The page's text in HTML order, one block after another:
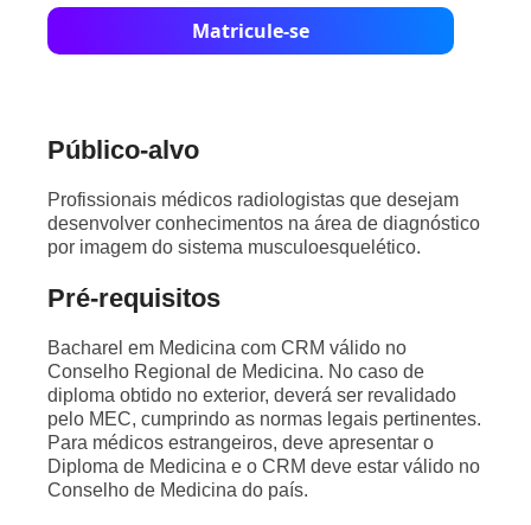
Matricule-se
Público-alvo
Profissionais médicos radiologistas que desejam
desenvolver conhecimentos na área de diagnóstico
por imagem do sistema musculoesquelético.
Pré-requisitos
Bacharel em Medicina com CRM válido no
Conselho Regional de Medicina. No caso de
diploma obtido no exterior, deverá ser revalidado
pelo MEC, cumprindo as normas legais pertinentes.
Para médicos estrangeiros, deve apresentar o
Diploma de Medicina e o CRM deve estar válido no
Conselho de Medicina do país.